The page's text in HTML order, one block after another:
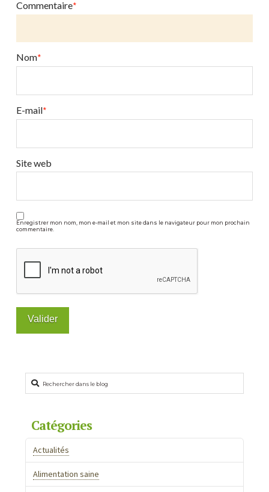
ou
Commentaire*
Nom*
E-mail*
Site web
Enregistrer mon nom, mon e-mail et mon site dans le navigateur pour mon prochain
commentaire.
Rechercher
Catégories
Actualités
Alimentation saine